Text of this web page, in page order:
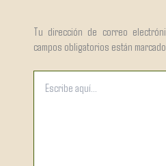
Tu dirección de correo
campos obligatorios están
aquí...